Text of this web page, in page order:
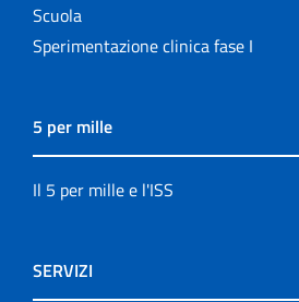
Scuola
Sperimentazione clinica fase I
5 per mille
Il 5 per mille e l'ISS
SERVIZI